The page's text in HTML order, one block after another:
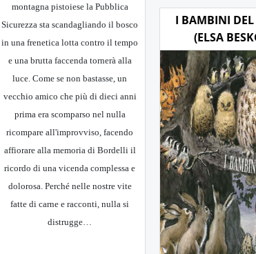
montagna pistoiese la Pubblica
Sicurezza sta scandagliando il bosco
in una frenetica lotta contro il tempo
e una brutta faccenda tornerà alla
luce. Come se non bastasse, un
vecchio amico che più di dieci anni
prima era scomparso nel nulla
ricompare all'improvviso, facendo
affiorare alla memoria di Bordelli il
ricordo di una vicenda complessa e
dolorosa. Perché nelle nostre vite
fatte di carne e racconti, nulla si
distrugge…
I BAMBINI DEL
(ELSA